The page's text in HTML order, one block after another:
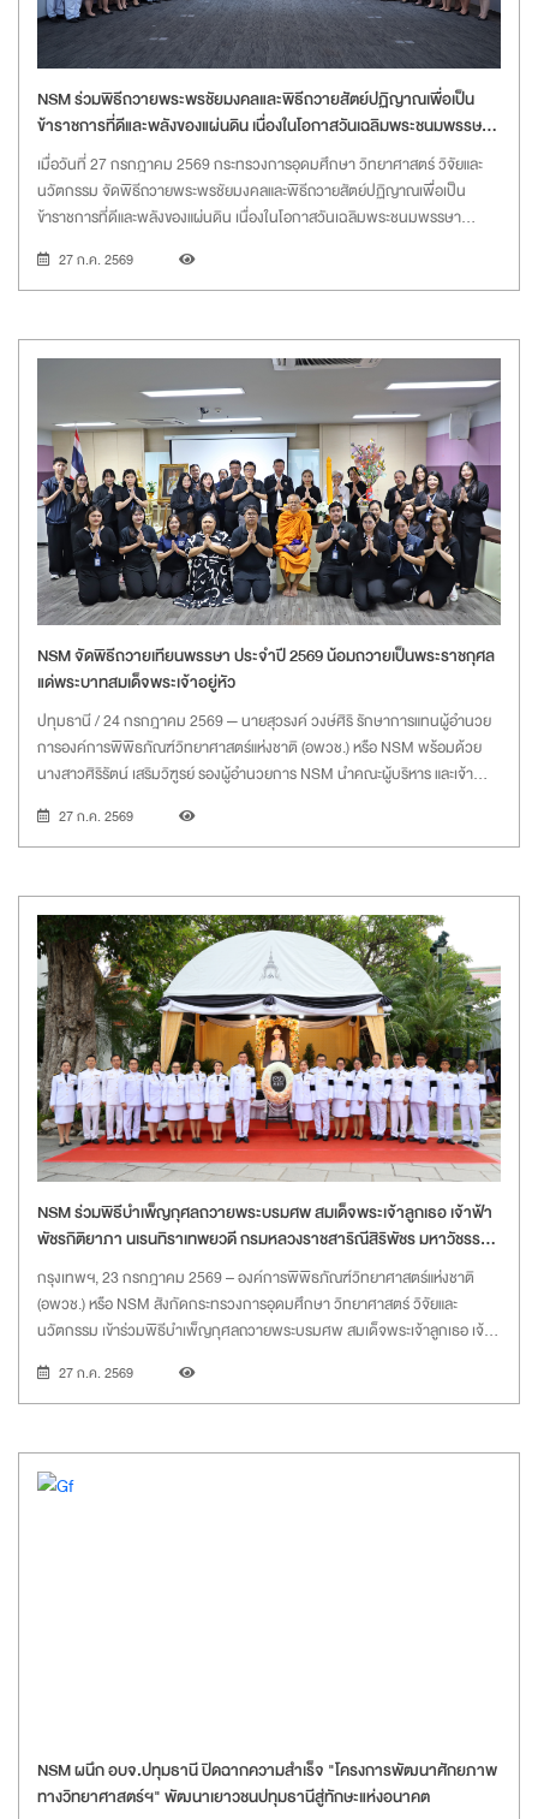
NSM ร่วมพิธีถวายพระพรชัยมงคลและพิธีถวายสัตย์ปฏิญาณเพื่อเป็น
ข้าราชการที่ดีและพลังของแผ่นดิน เนื่องในโอกาสวันเฉลิมพระชนมพรรษา
พระบาทสมเด็จพระเจ้าอยู่หัว 28 กรกฎาคม 2569
เมื่อวันที่ 27 กรกฎาคม 2569 กระทรวงการอุดมศึกษา วิทยาศาสตร์ วิจัยและ
นวัตกรรม จัดพิธีถวายพระพรชัยมงคลและพิธีถวายสัตย์ปฏิญาณเพื่อเป็น
ข้าราชการที่ดีและพลังของแผ่นดิน เนื่องในโอกาสวันเฉลิมพระชนมพรรษา
สวัสดิ์ รองนายกรัฐมนตรีและรัฐมนตรีว่าการกระทรวงการอุดมศึกษา
วิทยาศาสตร์ วิจัยและนวัตกรรม (อว.) พร้อมด้วย นายดนุพร ปุณณกันต์ ผู้ช่วย
กระทรวง อว. พร้อมด้วย คณะผู้บริหาร อว. โดยมี นายสุวรงค์ วงษ์ศิริ รักษาการ
แทนผู้อำนวยการองค์การพิพิธภัณฑ์วิทยาศาสตร์แห่งชาติ (อพวช.) หรือ NSM
ข้าราชการ เจ้าหน้าที่ และหน่วยงานในสังกัด อว. เข้าร่วมพิธีอย่างพร้อมเพรียง
ณ ห้องแถลงข่าว ชั้น 1 สำนักงานปลัดกระทรวง อว. (โยธี)
27 ก.ค. 2569
NSM จัดพิธีถวายเทียนพรรษา ประจำปี 2569 น้อมถวายเป็นพระราชกุศล
แด่พระบาทสมเด็จพระเจ้าอยู่หัว
ปทุมธานี / 24 กรกฎาคม 2569 — นายสุวรงค์ วงษ์ศิริ รักษาการแทนผู้อำนวย
การองค์การพิพิธภัณฑ์วิทยาศาสตร์แห่งชาติ (อพวช.) หรือ NSM พร้อมด้วย
นางสาวศิริรัตน์ เสริมวิฑูรย์ รองผู้อำนวยการ NSM นำคณะผู้บริหาร และเจ้า
ราชกุศลแด่พระบาทสมเด็จพระเจ้าอยู่หัว เนื่องในโอกาสมหามงคลเฉลิม
พระชนมพรรษา 28 กรกฎาคม 2569 และเนื่องในเทศกาลวันอาสาฬหบูชาและวัน
พระมหากรุณาธิคุณ และแสดงความจงรักภักดีต่อพระบาทสมเด็จพระเจ้าอยู่หัว
ณ ห้องสายฝน พิพิธภัณฑ์พระรามเก้า NSM ต.คลองห้า อ.คลองหลวง
จ.ปทุมธานี
27 ก.ค. 2569
NSM ร่วมพิธีบำเพ็ญกุศลถวายพระบรมศพ สมเด็จพระเจ้าลูกเธอ เจ้าฟ้า
พัชรกิติยาภา นเรนทิราเทพยวดี กรมหลวงราชสาริณีสิริพัชร มหาวัชรราช
กรุงเทพฯ, 23 กรกฎาคม 2569 – องค์การพิพิธภัณฑ์วิทยาศาสตร์แห่งชาติ
(อพวช.) หรือ NSM สังกัดกระทรวงการอุดมศึกษา วิทยาศาสตร์ วิจัยและ
นวัตกรรม เข้าร่วมพิธีบำเพ็ญกุศลถวายพระบรมศพ สมเด็จพระเจ้าลูกเธอ เจ้า
ธิดา ในการพระพิธีสวดพระอภิธรรมพระบรมศพ เวลา 17.00 น. ณ พระที่นั่ง
พิมานรัตยา พระบรมมหาราชวัง ในการนี้ นายสุวรงค์ วงษ์ศิริ รักษาการแทนผู้
กรุณาธิคุณอันหาที่สุดมิได้
27 ก.ค. 2569
NSM ผนึก อบจ.ปทุมธานี ปิดฉากความสำเร็จ "โครงการพัฒนาศักยภาพ
ทางวิทยาศาสตร์ฯ" พัฒนาเยาวชนปทุมธานีสู่ทักษะแห่งอนาคต